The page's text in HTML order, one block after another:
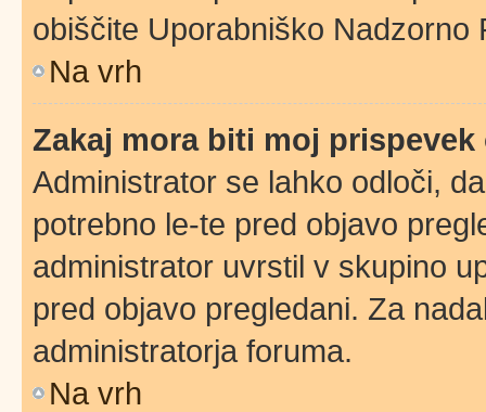
obiščite Uporabniško Nadzorno
Na vrh
Zakaj mora biti moj
Administrator se lahko odloči,
potrebno le-te pred objavo
administrator uvrstil v skupino
pred objavo pregledani. Za
administratorja foruma.
Na vrh